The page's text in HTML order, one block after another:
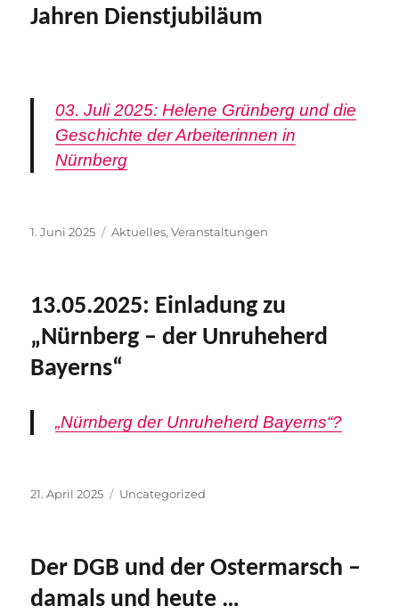
Jahren Dienstjubiläum
03. Juli 2025: Helene Grünberg und die
Geschichte der Arbeiterinnen in
Nürnberg
Veröffentlicht
1. Juni 2025 Kategorien
Aktuelles,Veranstaltungen
13.05.2025: Einladung zu
„Nürnberg – der Unruheherd
Bayerns“
„Nürnberg der Unruheherd Bayerns“?
Veröffentlicht
21. April 2025 Kategorien
Uncategorized
Der DGB und der Ostermarsch –
damals und heute …